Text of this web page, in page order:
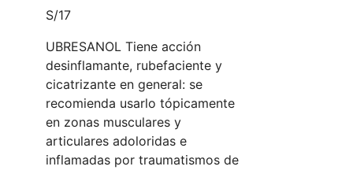
S/17
UBRESANOL Tiene acción
desinflamante, rubefaciente y
cicatrizante en general: se
recomienda usarlo tópicamente
en zonas musculares y
articulares adoloridas e
inflamadas por traumatismos de